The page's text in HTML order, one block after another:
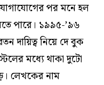
পর মনে হল
পারে। ১৯৯৫-’৯৬
দায়িত্ব নিয়ে দে বুক
মধ্যে থাকা দুটো
লেখকের নাম